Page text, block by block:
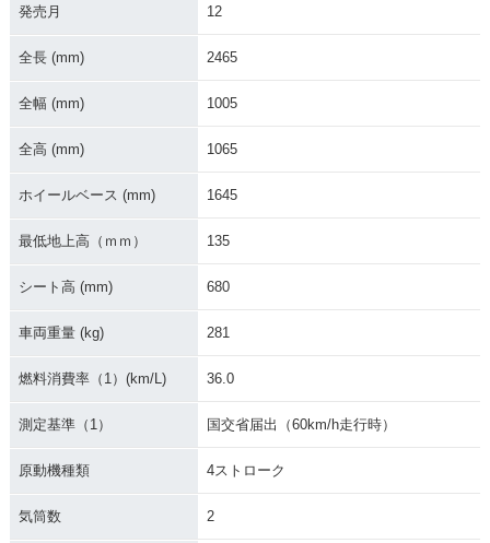
2010年 VULCAN 9
ナーチェンジ
2008年 VULCAN 9
00 CLASSIC・新登
発売月 12
全長 (mm) 2465
全幅 (mm) 1005
全高 (mm) 1065
ホイールベース (mm) 1645
最低地上高（ｍｍ） 135
シート高 (mm) 680
車両重量 (kg) 281
燃料消費率（1）(km/L) 36.0
測定基準（1） 国交省届出（60km/h走行時）
原動機種類 4ストローク
気筒数 2